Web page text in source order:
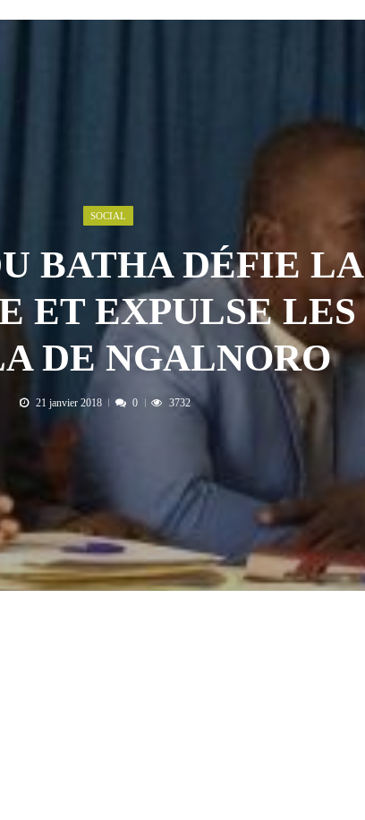
quelconque plus-...
SOCIAL
BATHA DÉFIE LA
ET EXPULSE LES
DE NGALNORO
21 janvier 2018 0 3732